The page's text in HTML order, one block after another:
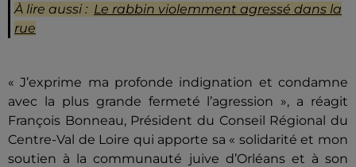
À lire aussi : Le rabbin violemment agressé dans la
rue
« J’exprime ma profonde indignation et condamne
avec la plus grande fermeté l’agression », a réagit
François Bonneau, Président du Conseil Régional du
Centre-Val de Loire qui apporte sa « solidarité et mon
soutien à la communauté juive d’Orléans et à son